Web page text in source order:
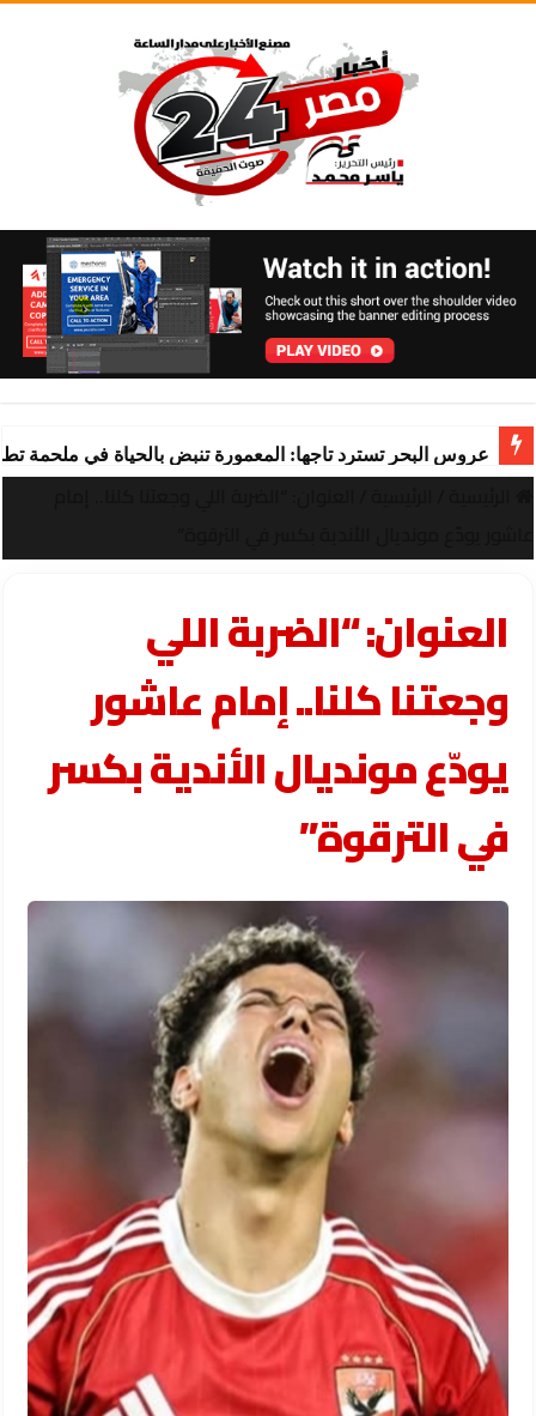
عروس البحر تسترد تاجها: المعمورة تنبض بالحياة في ملحمة
العنوان: “الضربة اللي
وجعتنا كلنا.. إمام عاشور
يودّع مونديال الأندية بكسر
في الترقوة”